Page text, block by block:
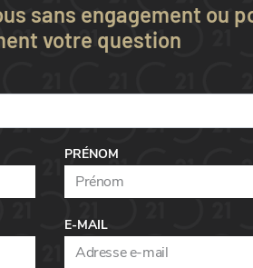
sans engagement ou
votre question
PRÉNOM
E-MAIL